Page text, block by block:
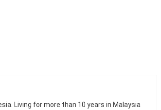
Living for more than 10 years in Malaysia